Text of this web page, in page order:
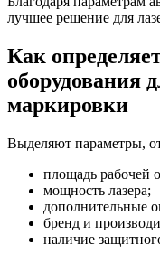
лучшее решение для
Как
оборудования
маркировки
Выделяют параметры,
площадь рабочей
мощность лазера;
дополнительные
бренд и
наличие